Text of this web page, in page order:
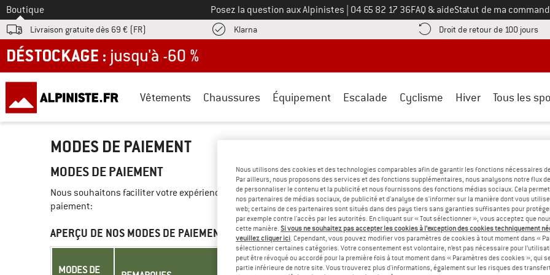
Vers le
Boutique Posez la question aux Alpinistes Appelez-nous au
04 65 82 17 36FAQ & aideStatut de ma
Livraison gratuite dès 69 € (FR) KlarnaTrouve les informations de paiement ici ! Ouvre une boîte d'information
Droit de retour de 100 jours
DÉSTOCKAGE : jusqu'à -60 %
Vêtements Chaussures Équipement Escalade Cyclisme Hiver Tous les
MODES DE PAIEMENT
MODES DE PAIEMENT
Nous souhaitons faciliter votre expérience d'achat dans notre boutique et être transparent. Vous trouverez ci-dessous
paiement:
APERÇU DE NOS MODES DE PAIEMENT
MODES DE
Nous utilisons des cookies et des technologies comparables afin de garantir les fonctions nécessaires
Par ailleurs, nous proposons des services et des fonctions supplémentaires, nous analysons notre flux
de personnaliser le contenu et la publicité et nous fournissons des fonctions médias sociaux. Cela
nos partenaires de médias sociaux, de publicité et d'analyse de s'informer sur la manière dont vous
web; certains de ces partenaires sont situés dans des pays tiers sans garanties suffisantes pour
par exemple contre l'accès par les autorités. En cliquant sur « Tout sélectionner », vous acceptez que
cette manière. Si vous ne souhaitez pas accepter les cookies à l’exception des cookies techniquement
veuillez cliquer ici . Cependant, vous pouvez modifier vos paramètres de cookies à tout moment dans «
sélectionner certaines catégories. Votre consentement est volontaire, n’est pas nécessaire pour
peut être révoqué ou accordé pour la première fois à tout moment dans « Paramètres des cookies », qui
partie inférieure de notre site. Vous trouverez plus d'informations, également sur les risques des